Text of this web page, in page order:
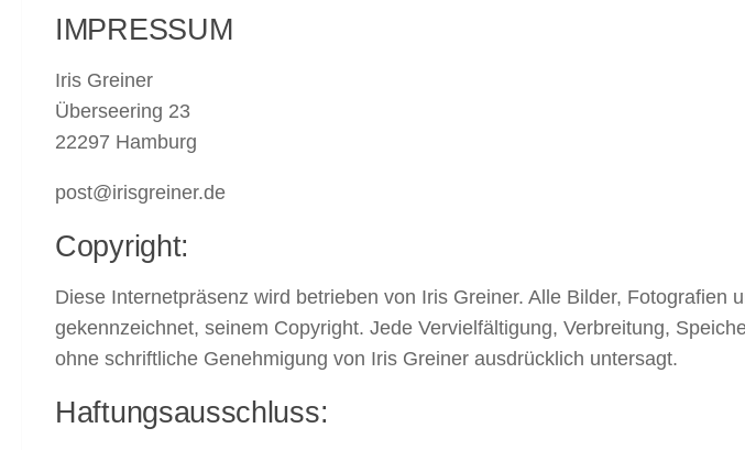
IMPRESSUM
Iris Greiner
Überseering 23
22297 Hamburg
post@irisgreiner.de
Copyright:
Diese Internetpräsenz wird betrieben von Iris Greiner. Alle Bilder,
gekennzeichnet, seinem Copyright. Jede Vervielfältigung, Verbreitung,
ohne schriftliche Genehmigung von Iris Greiner ausdrücklich untersagt.
Haftungsausschluss: